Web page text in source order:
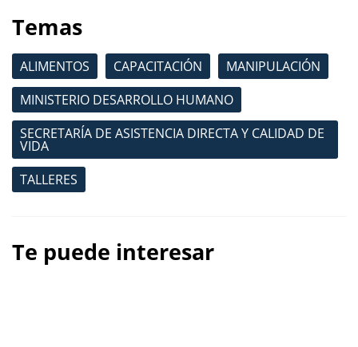
Temas
ALIMENTOS CAPACITACIÓN
MANIPULACIÓN
MINISTERIO DESARROLLO HUMANO
SECRETARÍA DE ASISTENCIA DIRECTA Y CALIDAD DE
VIDA
TALLERES
Te puede interesar